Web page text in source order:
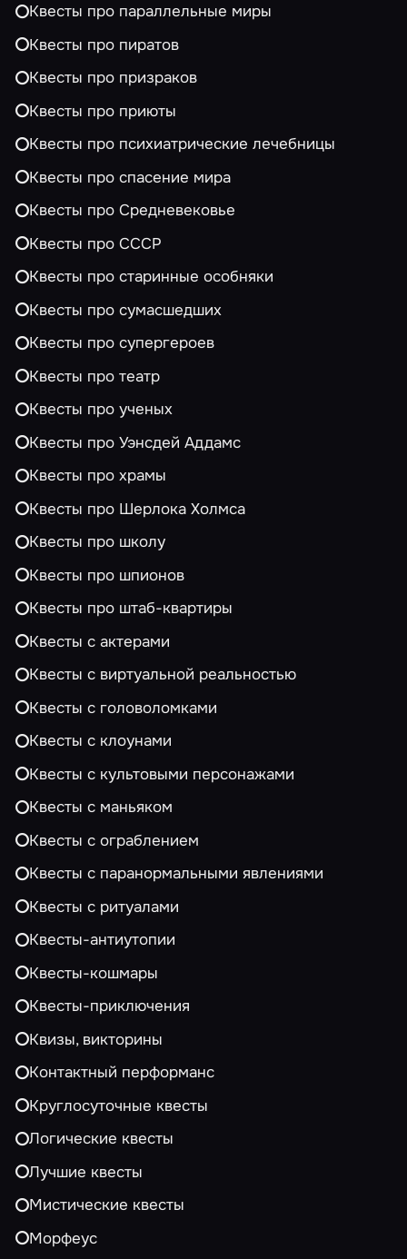
Квесты про параллельные миры
Квесты про пиратов
Квесты про призраков
Квесты про приюты
Квесты про психиатрические лечебницы
Квесты про спасение мира
Квесты про Средневековье
Квесты про СССР
Квесты про старинные особняки
Квесты про сумасшедших
Квесты про супергероев
Квесты про театр
Квесты про ученых
Квесты про Уэнсдей Аддамс
Квесты про храмы
Квесты про Шерлока Холмса
Квесты про школу
Квесты про шпионов
Квесты про штаб-квартиры
Квесты с актерами
Квесты с виртуальной реальностью
Квесты с головоломками
Квесты с клоунами
Квесты с культовыми персонажами
Квесты с маньяком
Квесты с ограблением
Квесты с паранормальными явлениями
Квесты с ритуалами
Квесты-антиутопии
Квесты-кошмары
Квесты-приключения
Квизы, викторины
Контактный перформанс
Круглосуточные квесты
Логические квесты
Лучшие квесты
Мистические квесты
Морфеус